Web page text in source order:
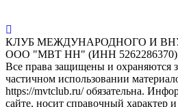
КЛУБ МЕЖДУНАРОДНОГО И
ООО "МВТ НН" (ИНН 5262286370)
Все права защищены и охраняются
частичном использовании
https://mvtclub.ru/ обязательна.
сайте, носит справочный характер